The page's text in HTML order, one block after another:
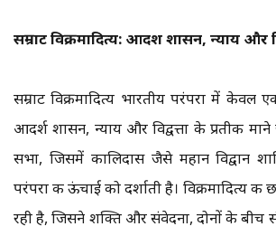
सम्राट विक्रमादित्य: आदर्श शासन, न्याय और
सम्राट विक्रमादित्य भारतीय परंपरा में केवल
आदर्श शासन, न्याय और विद्वत्ता के प्रतीक
सभा, जिसमें कालिदास जैसे महान विद्वान
परंपरा की ऊंचाई को दर्शाती है। विक्रमादित्य
रही है, जिसने शक्ति और संवेदना, दोनों के बीच